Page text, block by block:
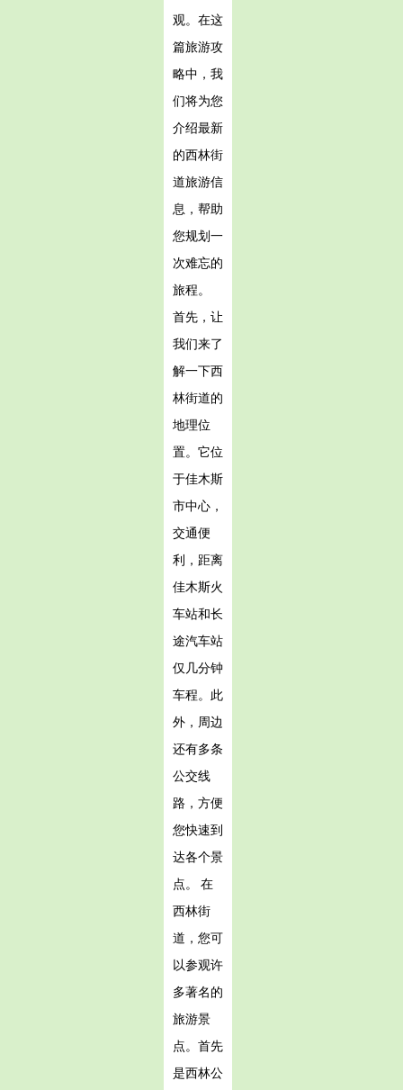
观。在这
篇旅游攻
略中，我
们将为您
介绍最新
的西林街
道旅游信
息，帮助
您规划一
次难忘的
旅程。
首先，让
我们来了
解一下西
林街道的
地理位
置。它位
于佳木斯
市中心，
交通便
利，距离
佳木斯火
车站和长
途汽车站
仅几分钟
车程。此
外，周边
还有多条
公交线
路，方便
您快速到
达各个景
点。 在
西林街
道，您可
以参观许
多著名的
旅游景
点。首先
是西林公